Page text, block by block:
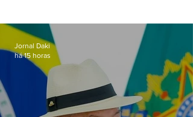
Jornal Daki
há 15 horas